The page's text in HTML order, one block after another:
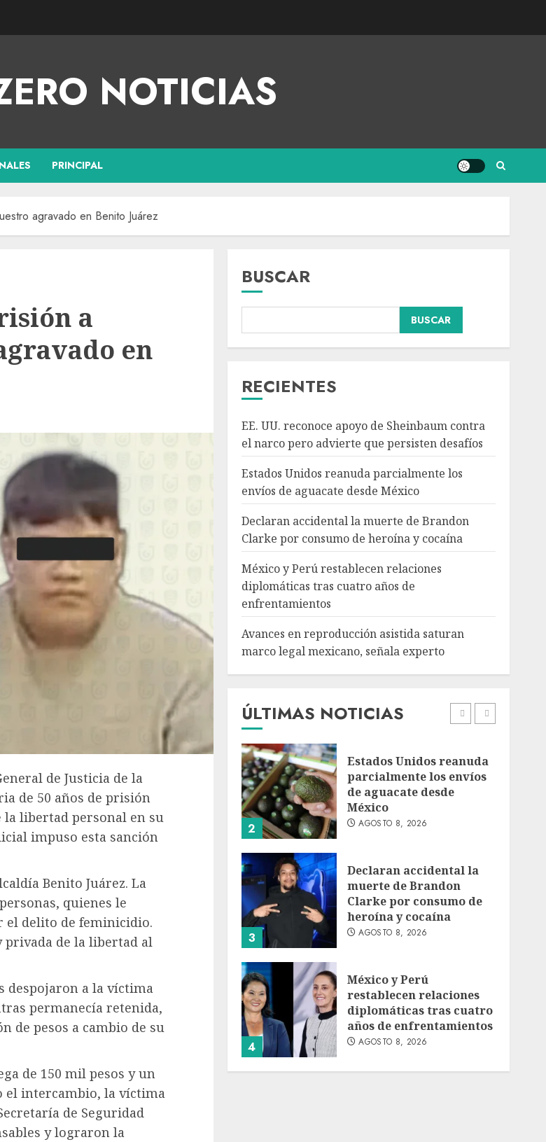
NOTICIAS
PRINCIPAL
agravado en Benito Juárez
a
en
de Justicia de la
de 50 años de prisión
la libertad personal en su
impuso esta sanción
Benito Juárez. La
quienes le
el delito de feminicidio.
privada de la libertad al
despojaron a la víctima
permanecía retenida,
de pesos a cambio de su
de 150 mil pesos y un
el intercambio, la víctima
de Seguridad
y lograron la
BUSCAR
BUSCAR
RECIENTES
EE. UU. reconoce apoyo de Sheinbaum contra
el narco pero advierte que persisten desafíos
Estados Unidos reanuda parcialmente los
envíos de aguacate desde México
Declaran accidental la muerte de Brandon
Clarke por consumo de heroína y cocaína
México y Perú restablecen relaciones
diplomáticas tras cuatro años de
enfrentamientos
Avances en reproducción asistida saturan
marco legal mexicano, señala experto
ÚLTIMAS NOTICIAS
3
Declaran accidental la
4
México y Perú
restablecen relaciones
años de enfrentamientos
AGOSTO 8, 2026
5
Avances en reproducción
legal mexicano, señala
experto
1
EE. UU. reconoce apoyo
AGOSTO 8, 2026
2
Estados Unidos reanuda
parcialmente los envíos
de aguacate desde
México
AGOSTO 8, 2026
3
Declaran accidental la
muerte de Brandon
Clarke por consumo de
heroína y cocaína
AGOSTO 8, 2026
4
México y Perú
restablecen relaciones
diplomáticas tras cuatro
años de enfrentamientos
AGOSTO 8, 2026